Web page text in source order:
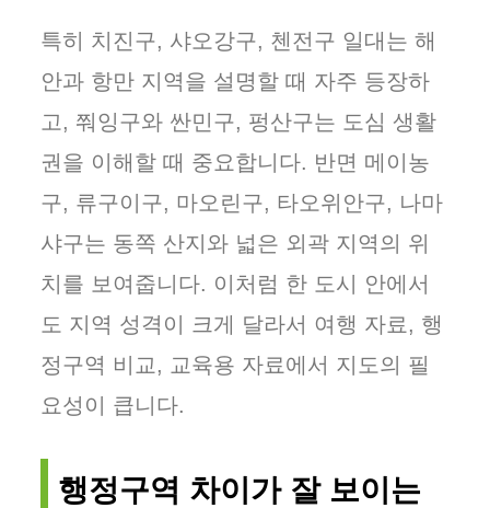
특히 치진구, 샤오강구, 첸전구 일대는 해
안과 항만 지역을 설명할 때 자주 등장하
고, 쭤잉구와 싼민구, 펑산구는 도심 생활
권을 이해할 때 중요합니다. 반면 메이농
구, 류구이구, 마오린구, 타오위안구, 나마
샤구는 동쪽 산지와 넓은 외곽 지역의 위
치를 보여줍니다. 이처럼 한 도시 안에서
도 지역 성격이 크게 달라서 여행 자료, 행
정구역 비교, 교육용 자료에서 지도의 필
요성이 큽니다.
행정구역 차이가 잘 보이는